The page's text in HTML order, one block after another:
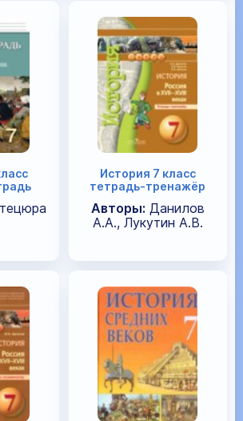
История 7 класс
тетрадь-тренажёр
Авторы: Данилов
А.А., Лукутин А.В.